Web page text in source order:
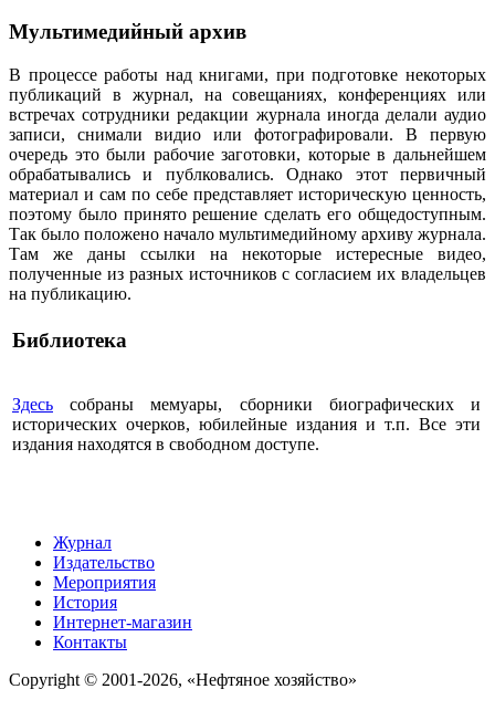
Мультимедийный архив
В процессе работы над книгами, при подготовке некоторых
публикаций в журнал, на совещаниях, конференциях или
встречах сотрудники редакции журнала иногда делали аудио
записи, снимали видио или фотографировали. В первую
очередь это были рабочие заготовки, которые в дальнейшем
обрабатывались и публковались. Однако этот первичный
материал и сам по себе представляет историческую ценность,
поэтому было принято решение сделать его общедоступным.
Так было положено начало мультимедийному архиву журнала.
Там же даны ссылки на некоторые истересные видео,
полученные из разных источников с согласием их владельцев
на публикацию.
Библиотека
Здесь собраны мемуары, сборники биографических и
исторических очерков, юбилейные издания и т.п. Все эти
издания находятся в свободном доступе.
Журнал
Издательство
Мероприятия
История
Интернет-магазин
Контакты
Copyright © 2001-2026, «Нефтяное хозяйство»